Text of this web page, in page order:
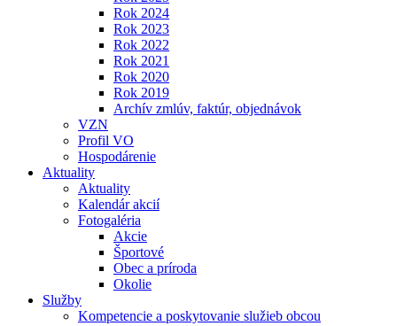
Rok 2024
Rok 2023
Rok 2022
Rok 2021
Rok 2020
Rok 2019
Archív zmlúv, faktúr, objednávok
VZN
Profil VO
Hospodárenie
Aktuality
Aktuality
Kalendár akcií
Fotogaléria
Akcie
Športové
Obec a príroda
Okolie
Služby
Kompetencie a poskytovanie služieb obcou